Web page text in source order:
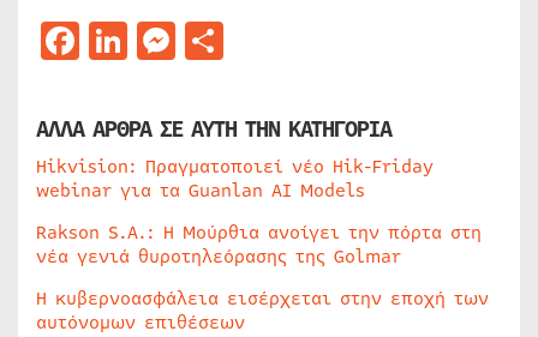
Facebook
LinkedIn
Messenger
ΑΛΛΑ ΑΡΘΡΑ ΣΕ ΑΥΤΗ ΤΗΝ ΚΑΤΗΓΟΡΙΑ
Hikvision: Πραγματοποιεί νέο Hik-Friday
webinar για τα Guanlan AI Models
Rakson S.A.: Η Μούρθια ανοίγει την πόρτα στη
νέα γενιά θυροτηλεόρασης της Golmar
Η κυβερνοασφάλεια εισέρχεται στην εποχή των
αυτόνομων επιθέσεων